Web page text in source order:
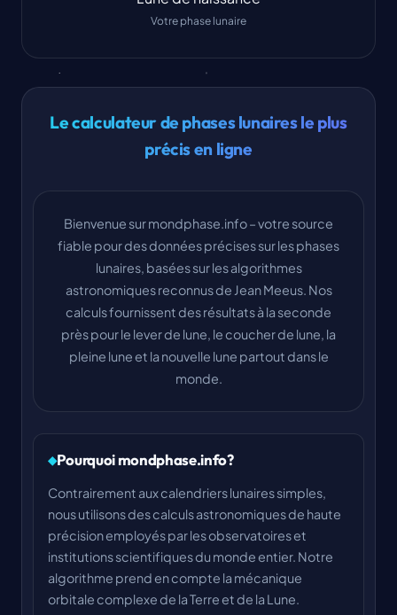
Votre phase lunaire
Le calculateur de phases lunaires le plus
précis en ligne
Bienvenue sur mondphase.info – votre source
fiable pour des données précises sur les phases
lunaires, basées sur les algorithmes
astronomiques reconnus de Jean Meeus. Nos
calculs fournissent des résultats à la seconde
près pour le lever de lune, le coucher de lune, la
pleine lune et la nouvelle lune partout dans le
monde.
Pourquoi mondphase.info?
Contrairement aux calendriers lunaires simples,
nous utilisons des calculs astronomiques de haute
précision employés par les observatoires et
institutions scientifiques du monde entier. Notre
algorithme prend en compte la mécanique
orbitale complexe de la Terre et de la Lune.